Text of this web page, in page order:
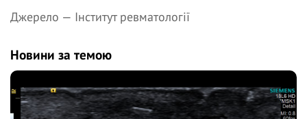
Джерело — Інститут ревматології
Новини за темою